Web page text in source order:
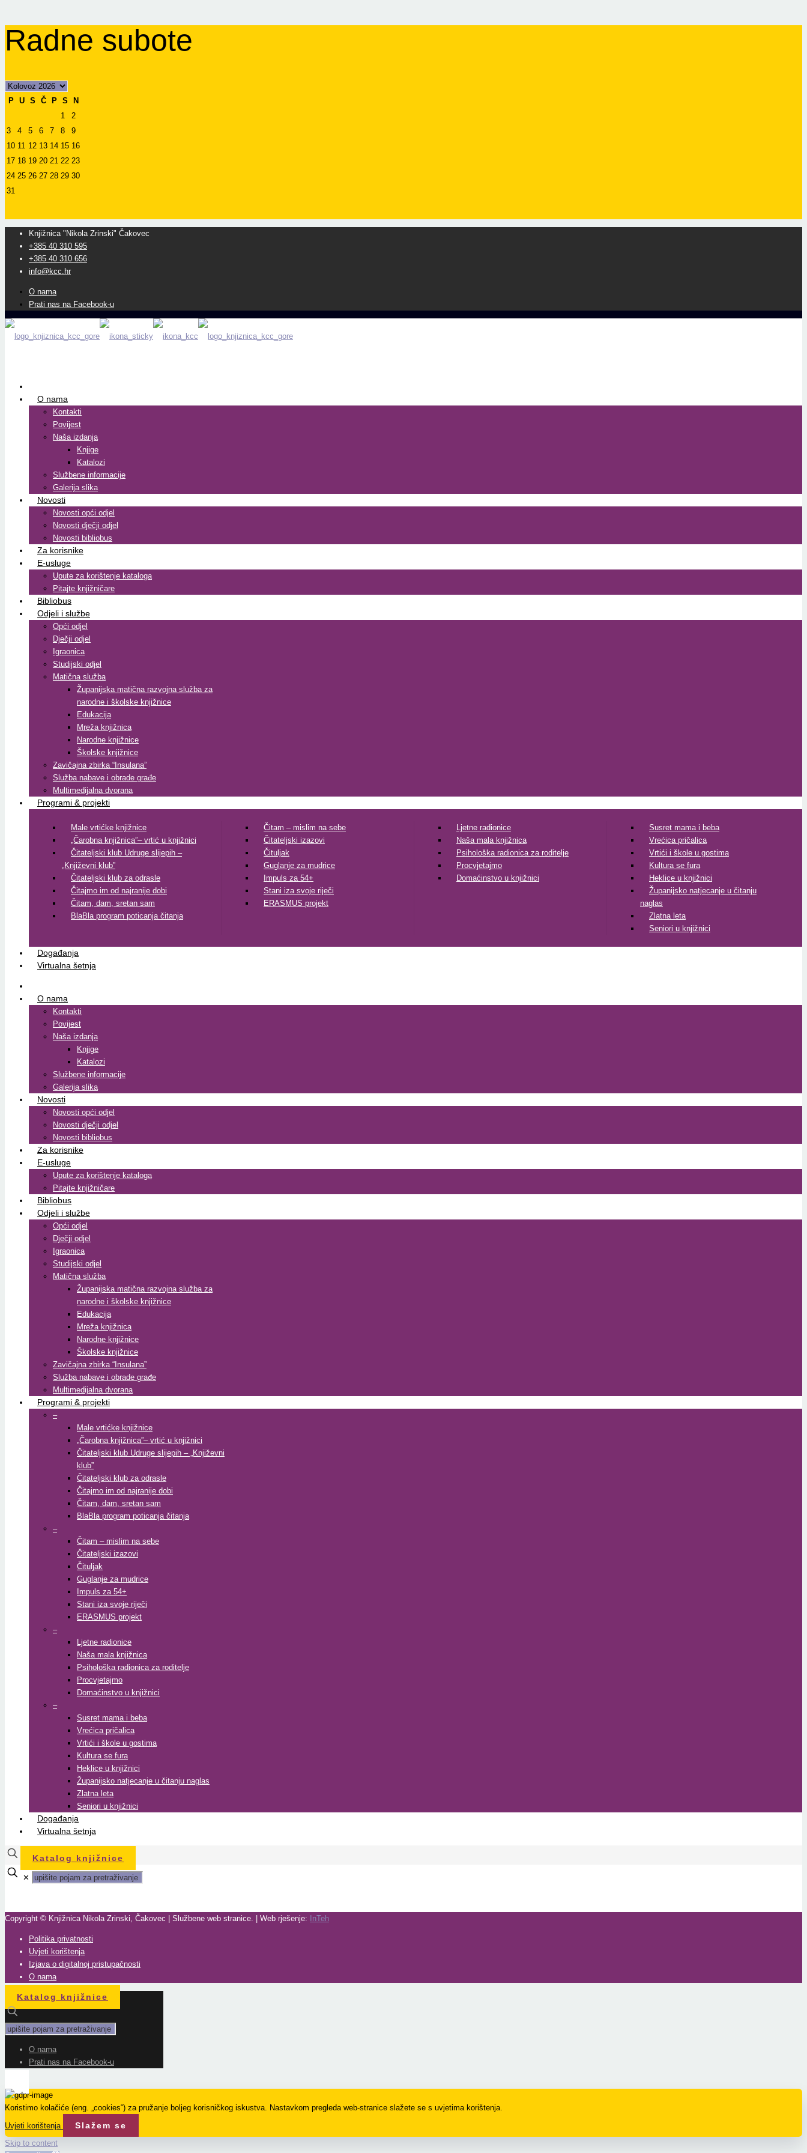
Radne subote
P U S Č P S
N
1
2
3
4 5 6 7 8
9
10 11 12 13 14 15 16
17 18 19 20 21 22 23
24 25 26 27 28 29 30
31
Knjižnica "Nikola Zrinski" Čakovec
+385 40 310 595
+385 40 310 656
info@kcc.hr
O nama
Prati nas na Facebook-u
O nama
Kontakti
Povijest
Naša izdanja
Knjige
Katalozi
Službene informacije
Galerija slika
Novosti
Novosti opći odjel
Novosti dječji odjel
Novosti bibliobus
Za korisnike
E-usluge
Upute za korištenje kataloga
Pitajte knjižničare
Bibliobus
Odjeli i službe
Opći odjel
Dječji odjel
Igraonica
Studijski odjel
Matična služba
Županijska matična razvojna služba za
narodne i školske knjižnice
Edukacija
Mreža knjižnica
Narodne knjižnice
Školske knjižnice
Zavičajna zbirka “Insulana”
Služba nabave i obrade građe
Multimedijalna dvorana
Programi & projekti
Male vrtićke knjižnice
„Čarobna knjižnica”– vrtić u knjižnici
Čitateljski klub Udruge slijepih –
„Književni klub”
Čitateljski klub za odrasle
Čitajmo im od najranije dobi
Čitam, dam, sretan sam
BlaBla program poticanja čitanja
Čitam – mislim na sebe
Čitateljski izazovi
Čituljak
Guglanje za mudrice
Impuls za 54+
Stani iza svoje riječi
ERASMUS projekt
Ljetne radionice
Naša mala knjižnica
Psihološka radionica za roditelje
Procvjetajmo
Domaćinstvo u knjižnici
Susret mama i beba
Vrećica pričalica
Vrtići i škole u gostima
Kultura se fura
Heklice u knjižnici
Županijsko natjecanje u čitanju
naglas
Zlatna leta
Seniori u knjižnici
Događanja
Virtualna šetnja
O nama
Kontakti
Povijest
Naša izdanja
Knjige
Katalozi
Službene informacije
Galerija slika
Novosti
Novosti opći odjel
Novosti dječji odjel
Novosti bibliobus
Za korisnike
E-usluge
Upute za korištenje kataloga
Pitajte knjižničare
Bibliobus
Odjeli i službe
Opći odjel
Dječji odjel
Igraonica
Studijski odjel
Matična služba
Županijska matična razvojna služba za
narodne i školske knjižnice
Edukacija
Mreža knjižnica
Narodne knjižnice
Školske knjižnice
Zavičajna zbirka “Insulana”
Služba nabave i obrade građe
Multimedijalna dvorana
Programi & projekti
–
Male vrtićke knjižnice
„Čarobna knjižnica”– vrtić u knjižnici
Čitateljski klub Udruge slijepih – „Književni
klub”
Čitateljski klub za odrasle
Čitajmo im od najranije dobi
Čitam, dam, sretan sam
BlaBla program poticanja čitanja
–
Čitam – mislim na sebe
Čitateljski izazovi
Čituljak
Guglanje za mudrice
Impuls za 54+
Stani iza svoje riječi
ERASMUS projekt
–
Ljetne radionice
Naša mala knjižnica
Psihološka radionica za roditelje
Procvjetajmo
Domaćinstvo u knjižnici
–
Susret mama i beba
Vrećica pričalica
Vrtići i škole u gostima
Kultura se fura
Heklice u knjižnici
Županijsko natjecanje u čitanju naglas
Zlatna leta
Seniori u knjižnici
Događanja
Virtualna šetnja
Katalog knjižnice
✕
Copyright © Knjižnica Nikola Zrinski, Čakovec | Službene web stranice. | Web rješenje: InTeh
Politika privatnosti
Uvjeti korištenja
Izjava o digitalnoj pristupačnosti
O nama
Katalog knjižnice
O nama
Prati nas na Facebook-u
Koristimo kolačiće (eng. „cookies“) za pružanje boljeg korisničkog iskustva. Nastavkom pregleda web-stranice slažete se s uvjetima korištenja.
Uvjeti korištenja
Slažem se
Skip to content